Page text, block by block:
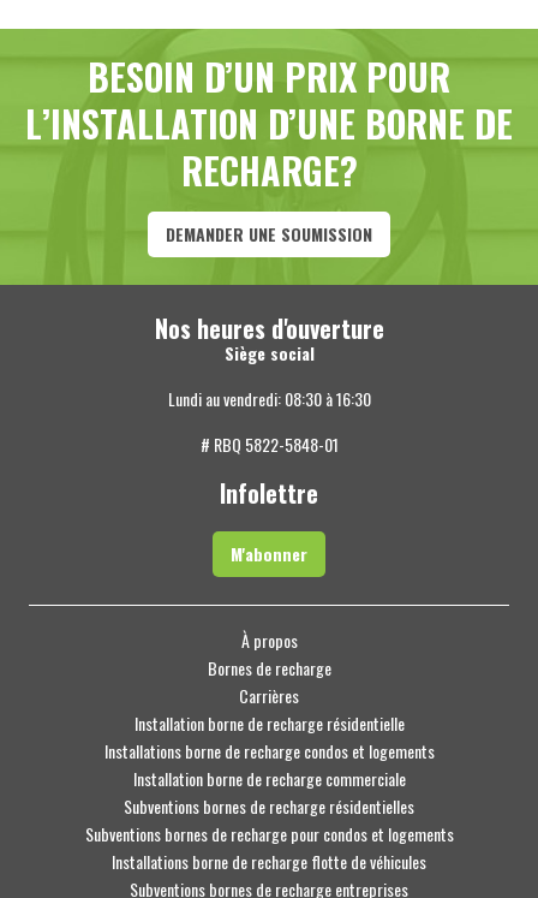
BESOIN D’UN PRIX POUR
L’INSTALLATION D’UNE BORNE DE
RECHARGE?
DEMANDER UNE SOUMISSION
Nos heures d'ouverture
Siège social
Lundi au vendredi: 08:30 à 16:30
# RBQ 5822-5848-01
Infolettre
M'abonner
À propos
Bornes de recharge
Carrières
Installation borne de recharge résidentielle
Installations borne de recharge condos et logements
Installation borne de recharge commerciale
Subventions bornes de recharge résidentielles
Subventions bornes de recharge pour condos et logements
Installations borne de recharge flotte de véhicules
Subventions bornes de recharge entreprises